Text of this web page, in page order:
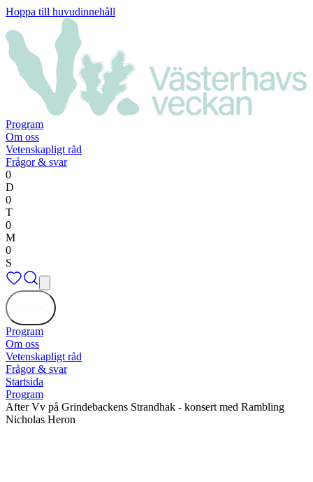
Hoppa till huvudinnehåll
Program
Om oss
Vetenskapligt råd
Frågor & svar
0
D
0
T
0
M
0
S
Program
Om oss
Vetenskapligt råd
Frågor & svar
Startsida
Program
After Vv på Grindebackens Strandhak - konsert med Rambling
Nicholas Heron